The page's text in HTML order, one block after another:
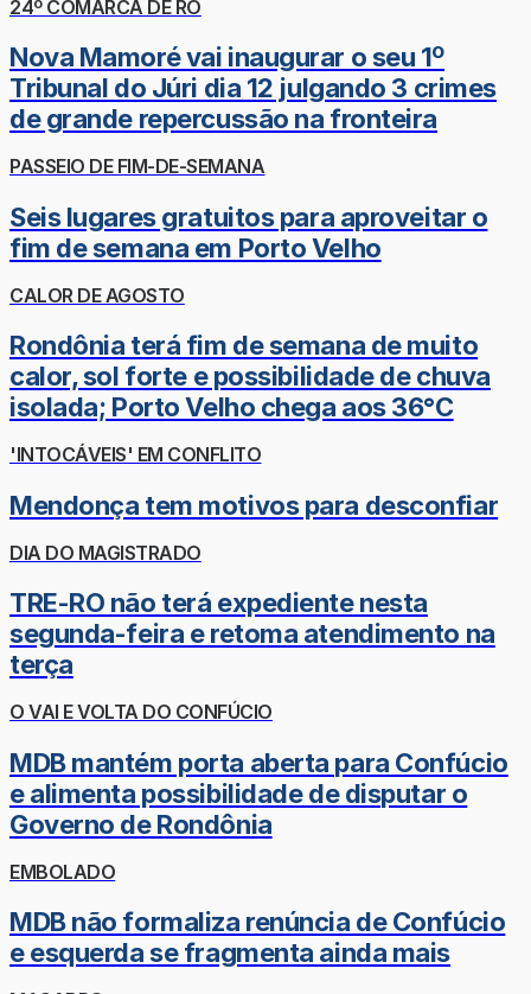
24º COMARCA DE RO
Nova Mamoré vai inaugurar o seu 1º
Tribunal do Júri dia 12 julgando 3 crimes
de grande repercussão na fronteira
PASSEIO DE FIM-DE-SEMANA
Seis lugares gratuitos para aproveitar o
fim de semana em Porto Velho
CALOR DE AGOSTO
Rondônia terá fim de semana de muito
calor, sol forte e possibilidade de chuva
isolada; Porto Velho chega aos 36°C
'INTOCÁVEIS' EM CONFLITO
Mendonça tem motivos para desconfiar
DIA DO MAGISTRADO
TRE-RO não terá expediente nesta
segunda-feira e retoma atendimento na
terça
O VAI E VOLTA DO CONFÚCIO
MDB mantém porta aberta para Confúcio
e alimenta possibilidade de disputar o
Governo de Rondônia
EMBOLADO
MDB não formaliza renúncia de Confúcio
e esquerda se fragmenta ainda mais